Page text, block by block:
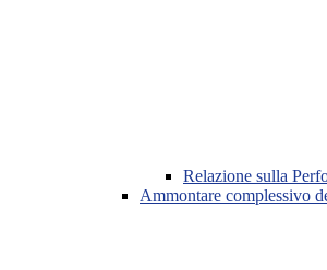
Relazione sulla
Ammontare complessivo